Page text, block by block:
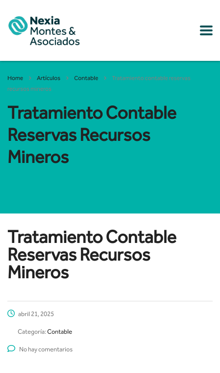
Home Artículos Contable
Tratamiento contable reservas
recursos mineros
Tratamiento Contable
Reservas Recursos
Mineros
Tratamiento Contable
Reservas Recursos
Mineros
abril 21, 2025
Categoría: Contable
No hay comentarios